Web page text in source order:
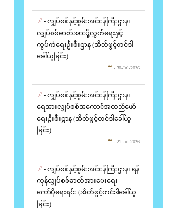
- လျှပ်စစ်နှင့်စွမ်းအင်ဝန်ကြီးဌာန၊
လျှပ်စစ်ဓာတ်အားပို့လွှတ်ရေးနှင့်
ကွပ်ကဲရေးဦးစီးဌာန (အိတ်ဖွင့်တင်ဒါ
ခေါ်ယူခြင်း)
- 30-Jul-2026
- လျှပ်စစ်နှင့်စွမ်းအင်ဝန်ကြီးဌာန၊
ရေအားလျှပ်စစ်အကောင်အထည်ဖော်
ရေးဦးစီးဌာန (အိတ်ဖွင့်တင်ဒါခေါ်ယူ
ခြင်း)
- 21-Jul-2026
- လျှပ်စစ်နှင့်စွမ်းအင်ဝန်ကြီးဌာန၊ ရန်
ကုန်လျှပ်စစ်ဓာတ်အားပေးရေး
ကော်ပိုရေးရှင်း (အိတ်ဖွင့်တင်ဒါခေါ်ယူ
ခြင်း)